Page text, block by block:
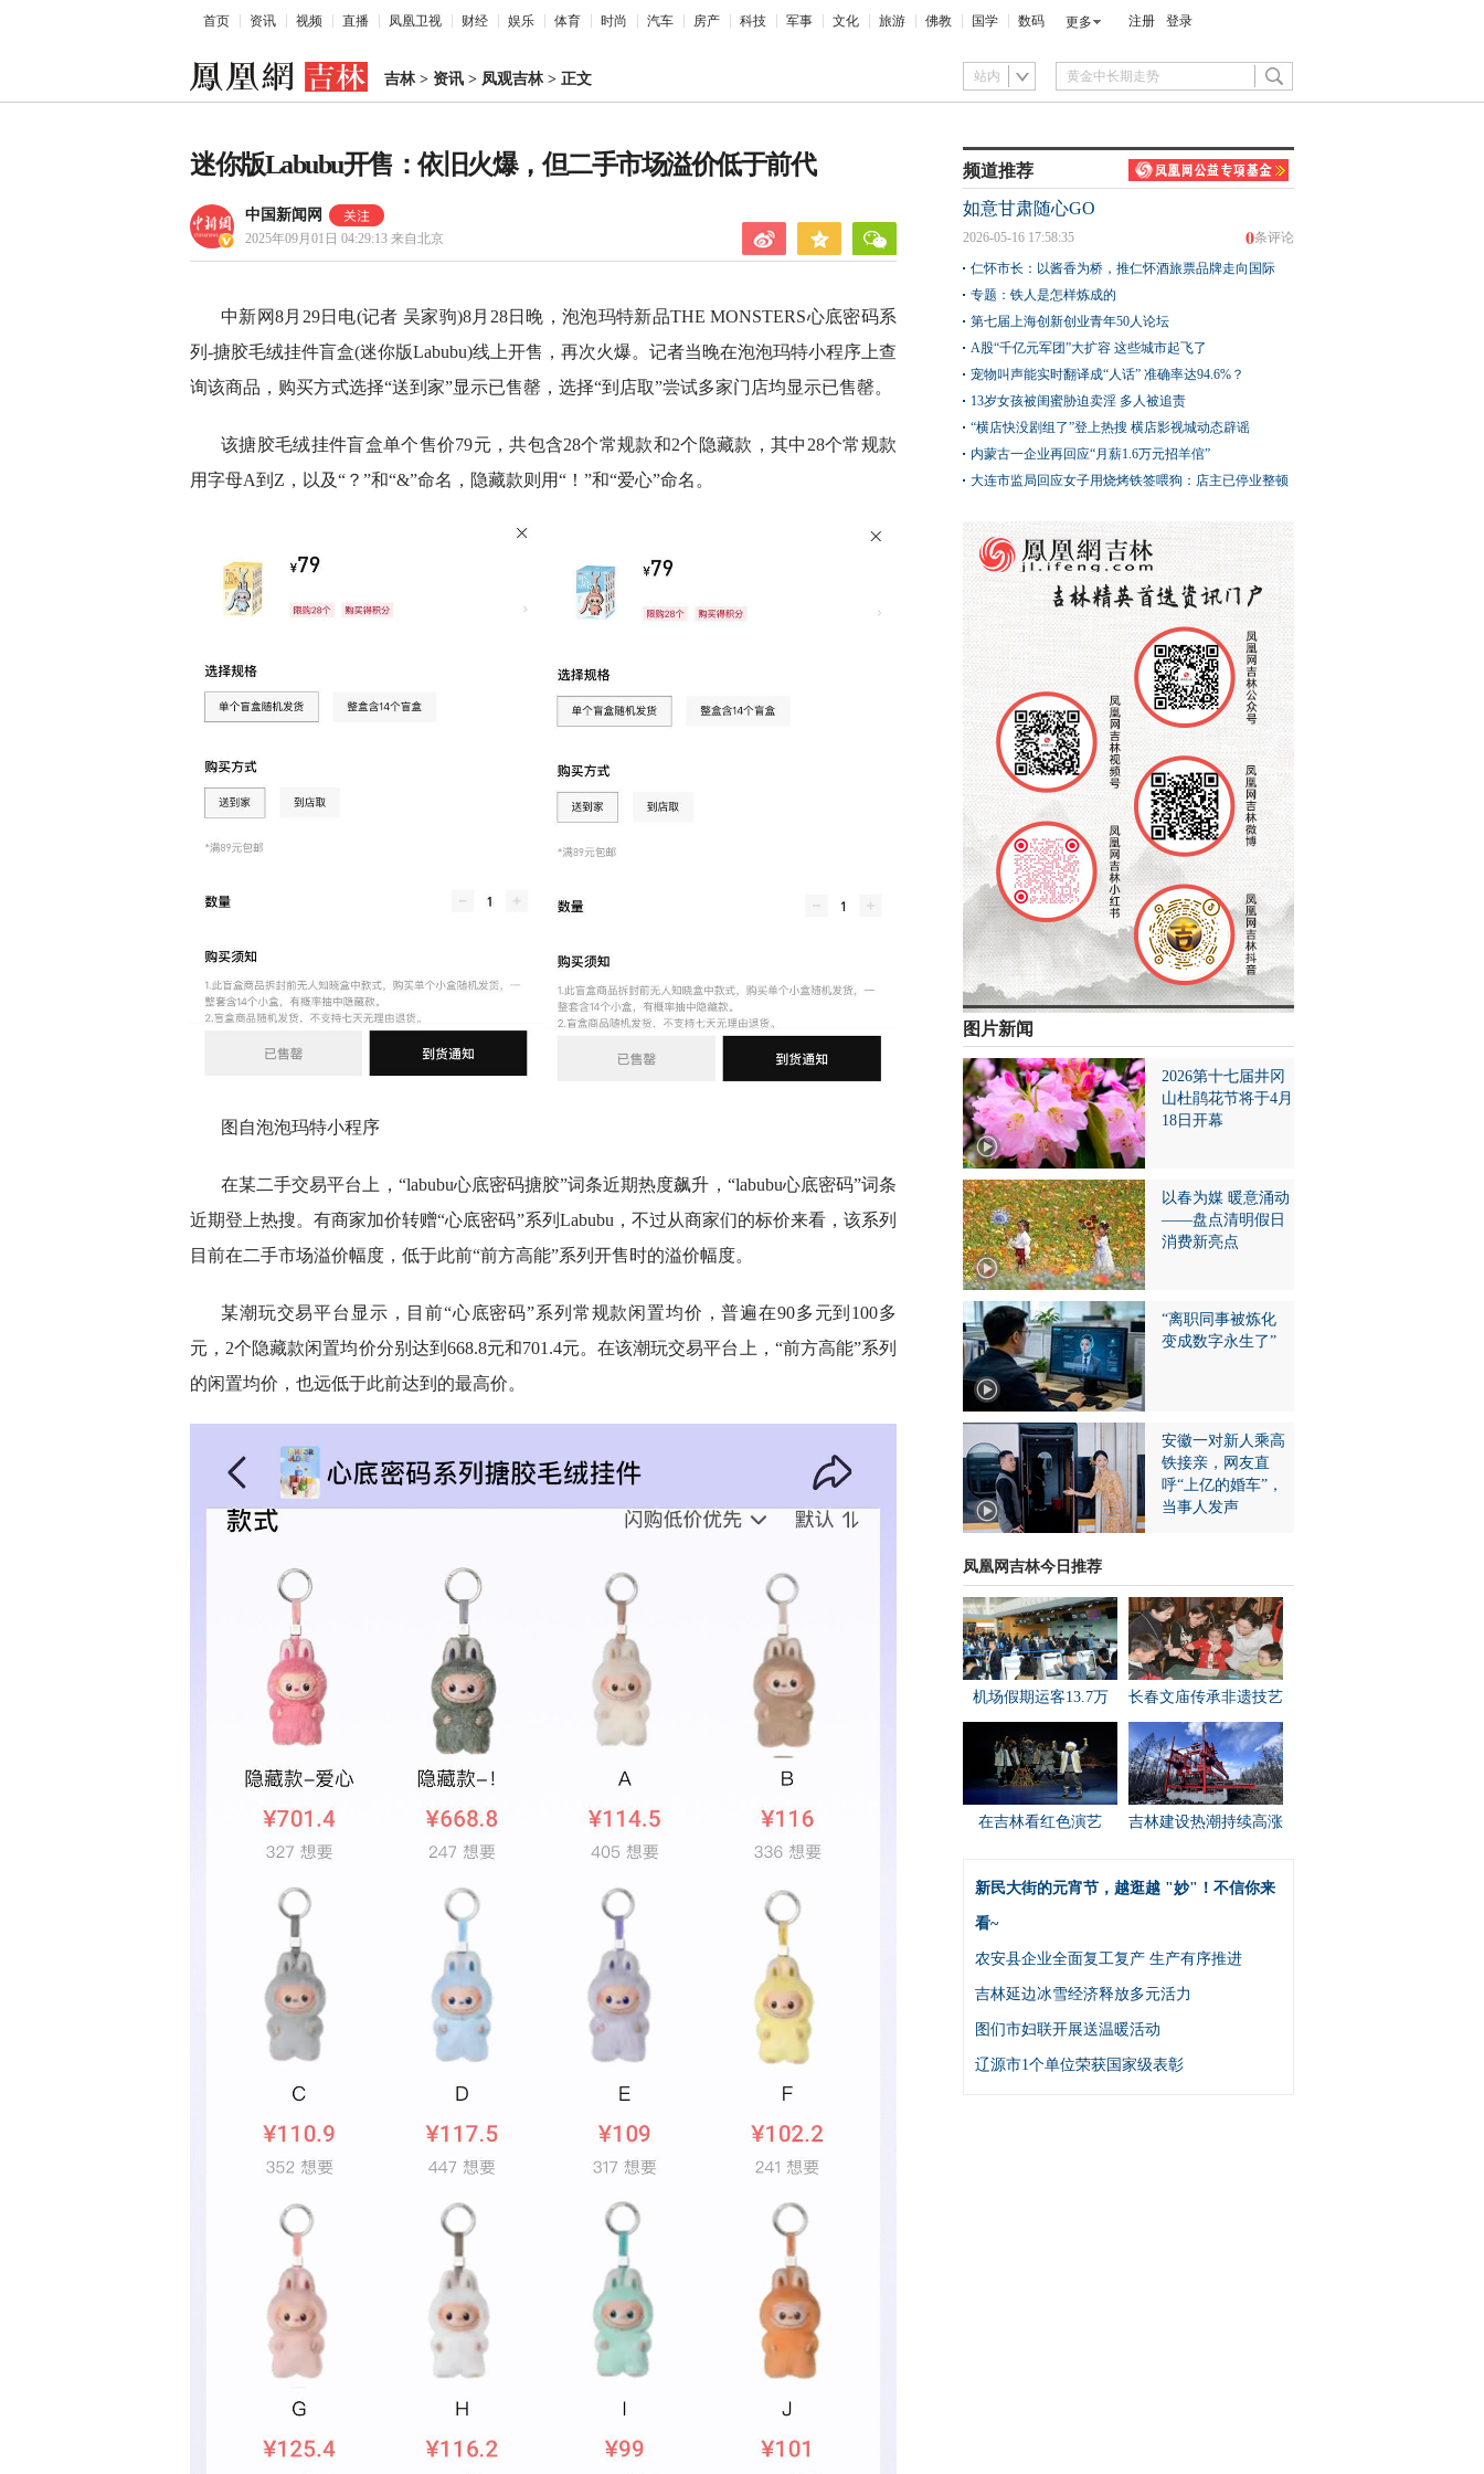
首页 资讯 视频 直播 凤凰卫视 财经 娱乐 体育 时尚 汽车 房产 科技 军事 文化 旅游 佛教 国学 数码 更多 注册 登录
吉林> 资讯 > 凤观吉林> 正文 站内
迷你版Labubu开售：依旧火爆，但二手市场溢价低于前代
中国新闻网
2025年09月01日 04:29:13 来自北京
中新网8月29日电(记者 吴家驹)8月28日晚，泡泡玛特新品THE MONSTERS心底密码系
列-搪胶毛绒挂件盲盒(迷你版Labubu)线上开售，再次火爆。记者当晚在泡泡玛特小程序上查
询该商品，购买方式选择“送到家”显示已售罄，选择“到店取”尝试多家门店均显示已售罄。
该搪胶毛绒挂件盲盒单个售价79元，共包含28个常规款和2个隐藏款，其中28个常规款
用字母A到Z，以及“？”和“&”命名，隐藏款则用“！”和“爱心”命名。
图自泡泡玛特小程序
在某二手交易平台上，“labubu心底密码搪胶”词条近期热度飙升，“labubu心底密码”词条
近期登上热搜。有商家加价转赠“心底密码”系列Labubu，不过从商家们的标价来看，该系列
目前在二手市场溢价幅度，低于此前“前方高能”系列开售时的溢价幅度。
某潮玩交易平台显示，目前“心底密码”系列常规款闲置均价，普遍在90多元到100多
元，2个隐藏款闲置均价分别达到668.8元和701.4元。在该潮玩交易平台上，“前方高能”系列
的闲置均价，也远低于此前达到的最高价。
频道推荐
如意甘肃随心GO
0条评论
2026-05-16 17:58:35
仁怀市长：以酱香为桥，推仁怀酒旅票品牌走向国际
专题：铁人是怎样炼成的
第七届上海创新创业青年50人论坛
A股“千亿元军团”大扩容 这些城市起飞了
宠物叫声能实时翻译成“人话” 准确率达94.6%？
13岁女孩被闺蜜胁迫卖淫 多人被追责
“横店快没剧组了”登上热搜 横店影视城动态辟谣
内蒙古一企业再回应“月薪1.6万元招羊倌”
大连市监局回应女子用烧烤铁签喂狗：店主已停业整顿
图片新闻
2026第十七届井冈
山杜鹃花节将于4月
18日开幕
以春为媒 暖意涌动
——盘点清明假日
消费新亮点
“离职同事被炼化
变成数字永生了”
安徽一对新人乘高
铁接亲，网友直
呼“上亿的婚车”，
当事人发声
凤凰网吉林今日推荐
机场假期运客13.7万 长春文庙传承非遗技艺
在吉林看红色演艺 吉林建设热潮持续高涨
新民大街的元宵节，越逛越 "妙"！不信你来
看~
农安县企业全面复工复产 生产有序推进
吉林延边冰雪经济释放多元活力
图们市妇联开展送温暖活动
辽源市1个单位荣获国家级表彰